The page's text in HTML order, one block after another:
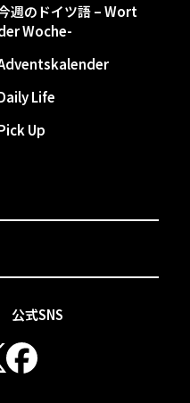
公式SNS
週のドイツ語 – Wort
Woche-
Life
Up